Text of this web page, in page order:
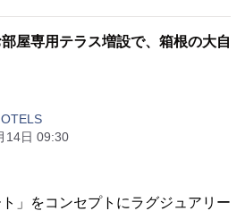
屋専用テラス増設で、箱根の大自
14日 09:30
ト」をコンセプトにラグジュアリー